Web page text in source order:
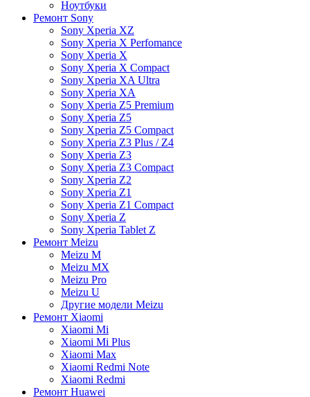
Ноутбуки
Ремонт Sony
Sony Xperia XZ
Sony Xperia X Perfomance
Sony Xperia X
Sony Xperia X Compact
Sony Xperia XA Ultra
Sony Xperia XA
Sony Xperia Z5 Premium
Sony Xperia Z5
Sony Xperia Z5 Compact
Sony Xperia Z3 Plus / Z4
Sony Xperia Z3
Sony Xperia Z3 Compact
Sony Xperia Z2
Sony Xperia Z1
Sony Xperia Z1 Compact
Sony Xperia Z
Sony Xperia Tablet Z
Ремонт Meizu
Meizu M
Meizu MX
Meizu Pro
Meizu U
Другие модели Meizu
Ремонт Xiaomi
Xiaomi Mi
Xiaomi Mi Plus
Xiaomi Max
Xiaomi Redmi Note
Xiaomi Redmi
Ремонт Huawei